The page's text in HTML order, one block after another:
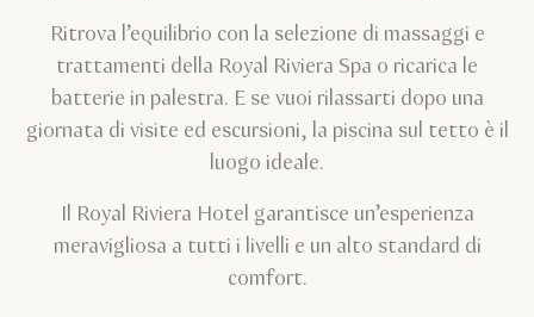
Ritrova l’equilibrio con la selezione di massaggi e
trattamenti della Royal Riviera Spa o ricarica le
batterie in palestra. E se vuoi rilassarti dopo una
giornata di visite ed escursioni, la piscina sul tetto è il
luogo ideale.
Il Royal Riviera Hotel garantisce un’esperienza
meravigliosa a tutti i livelli e un alto standard di
comfort.